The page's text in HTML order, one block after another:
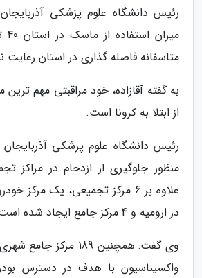
رئیس دانشگاه علوم پزشکی
متاسفانه فاصله گذاری در استان رعایت
به گفته آقازاده، خود مراقبتی مهم
از ابتلا به کرونا است.
رئیس دانشگاه علوم پزشکی آذربایجان
منظور جلوگیری از ازدحام در مراکز
علاوه بر 6 مرکز تجمیعی، یک
در ارومیه و 4 مرکز جامع ایجاد شده است.
وی گفت: همچنین 189
واکسیناسیون با هدف در دسترس